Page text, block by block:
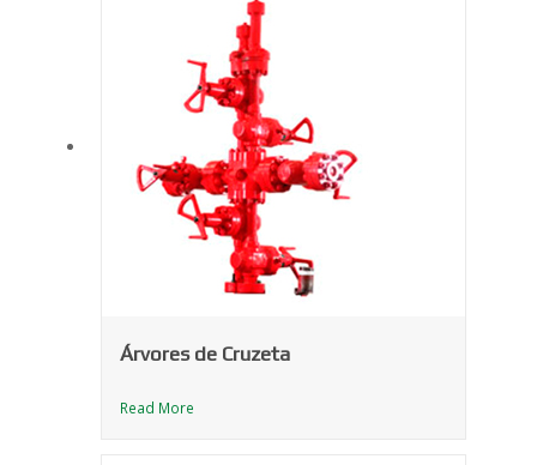
Árvores de Cruzeta
Read More